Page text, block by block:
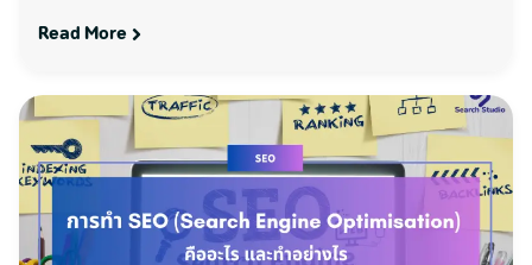
Read More